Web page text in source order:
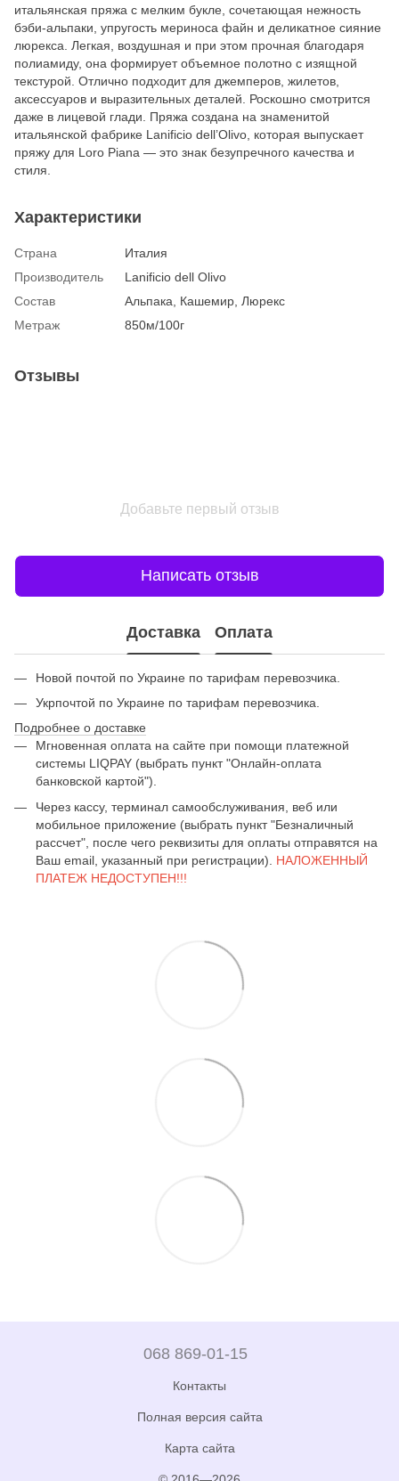
итальянская пряжа с мелким букле, сочетающая нежность
бэби-альпаки, упругость мериноса файн и деликатное сияние
люрекса. Легкая, воздушная и при этом прочная благодаря
полиамиду, она формирует объемное полотно с изящной
текстурой. Отлично подходит для джемперов, жилетов,
аксессуаров и выразительных деталей. Роскошно смотрится
даже в лицевой глади. Пряжа создана на знаменитой
итальянской фабрике Lanificio dell’Olivo, которая выпускает
пряжу для Loro Piana — это знак безупречного качества и
стиля.
Характеристики
Страна
Италия
Производитель
Lanificio dell Olivo
Состав
Альпака, Кашемир, Люрекс
Метраж
850м/100г
Отзывы
Добавьте первый отзыв
Написать отзыв
Доставка Оплата
Новой почтой по Украине по тарифам перевозчика.
Укрпочтой по Украине по тарифам перевозчика.
Подробнее о доставке
Мгновенная оплата на сайте при помощи платежной
системы LIQPAY (выбрать пункт "Онлайн-оплата
банковской картой").
Через кассу, терминал самообслуживания, веб или
мобильное приложение (выбрать пункт "Безналичный
рассчет", после чего реквизиты для оплаты отправятся на
Ваш email, указанный при регистрации). НАЛОЖЕННЫЙ
ПЛАТЕЖ НЕДОСТУПЕН!!!
068 869-01-15
Контакты
Полная версия сайта
Карта сайта